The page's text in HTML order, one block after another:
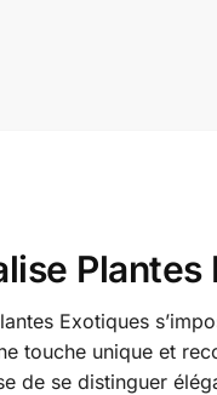
Exotiques
touche unique et
de se distinguer